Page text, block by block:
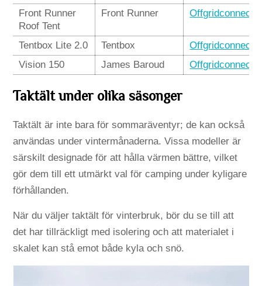
Front Runner
Roof Tent
Front Runner
Tentbox Lite 2.0 Tentbox
Vision 150
James Baroud
Taktält under olika säsonger
Taktält är inte bara för sommaräventyr; de kan också
användas under vintermånaderna. Vissa modeller är
särskilt designade för att hålla värmen bättre, vilket
gör dem till ett utmärkt val för camping under kyligare
förhållanden.
När du väljer taktält för vinterbruk, bör du se till att
det har tillräckligt med isolering och att materialet i
skalet kan stå emot både kyla och snö.